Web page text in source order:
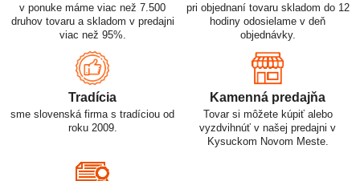
v ponuke máme viac než 7.500
druhov tovaru a skladom v predajni
viac než 95%.
pri objednaní tovaru skladom do 12
hodiny odosielame v deň
objednávky.
Tradícia
sme slovenská firma s tradíciou od
roku 2009.
Kamenná predajňa
Tovar si môžete kúpiť alebo
vyzdvihnúť v našej predajni v
Kysuckom Novom Meste.